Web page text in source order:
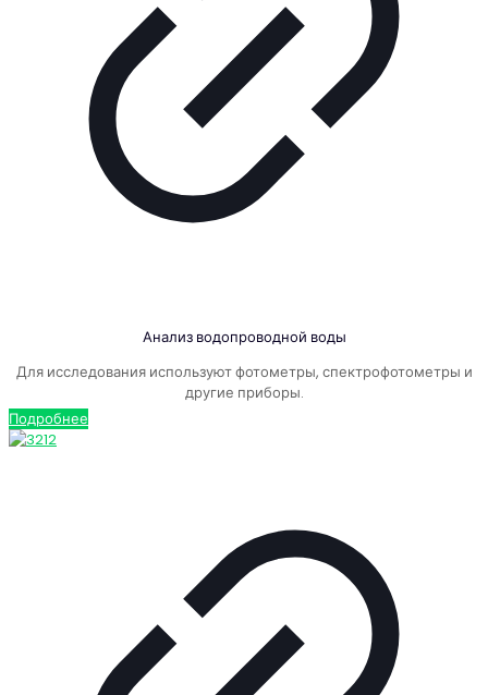
Анализ водопроводной воды
Для исследования используют фотометры, спектрофотометры и
другие приборы.
Подробнее